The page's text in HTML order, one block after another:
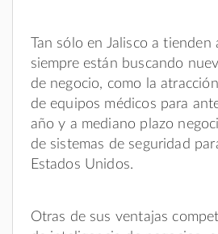
Tan sólo en Jalisco a
siempre están buscando
de negocio, como la
de equipos médicos para
año y a mediano plazo
de sistemas de seguridad
Estados Unidos.
Otras de sus ventajas